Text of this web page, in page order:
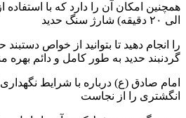
الی ۲۰ دقیقه) شارژ سنگ حدید
را انجام دهید تا بتوانید از خواص دستبند
گردنبند حدید به طور کامل و دائم بهره
امام صادق (ع) درباره با شرایط
انگشتری را از نجاست